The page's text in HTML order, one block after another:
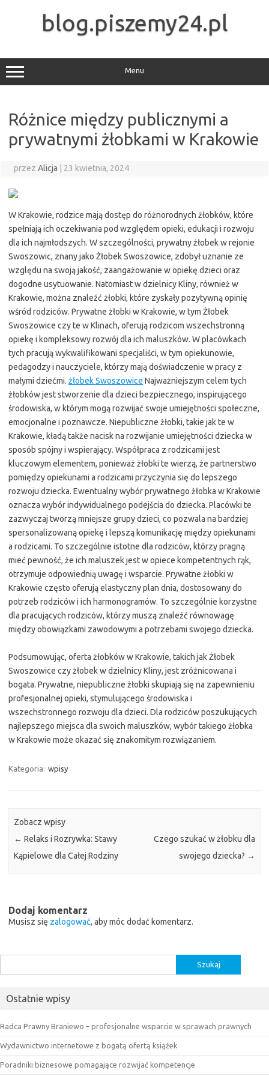
blog.piszemy24.pl
Menu
Różnice między publicznymi a
prywatnymi żłobkami w Krakowie
przez Alicja 23 kwietnia, 2024
W Krakowie, rodzice mają dostęp do różnorodnych żłobków, które
spełniają ich oczekiwania pod względem opieki, edukacji i rozwoju
dla ich najmłodszych. W szczególności, prywatny żłobek w rejonie
Swoszowic, znany jako Żłobek Swoszowice, zdobył uznanie ze
względu na swoją jakość, zaangażowanie w opiekę dzieci oraz
dogodne usytuowanie. Natomiast w dzielnicy Kliny, również w
Krakowie, można znaleźć żłobki, które zyskały pozytywną opinię
wśród rodziców. Prywatne żłobki w Krakowie, w tym Żłobek
Swoszowice czy te w Klinach, oferują rodzicom wszechstronną
opiekę i kompleksowy rozwój dla ich maluszków. W placówkach
tych pracują wykwalifikowani specjaliści, w tym opiekunowie,
pedagodzy i nauczyciele, którzy mają doświadczenie w pracy z
małymi dziećmi. żłobek Swoszowice Najważniejszym celem tych
żłobków jest stworzenie dla dzieci bezpiecznego, inspirującego
środowiska, w którym mogą rozwijać swoje umiejętności społeczne,
emocjonalne i poznawcze. Niepubliczne żłobki, takie jak te w
Krakowie, kładą także nacisk na rozwijanie umiejętności dziecka w
sposób spójny i wspierający. Współpraca z rodzicami jest
kluczowym elementem, ponieważ żłobki te wierzą, że partnerstwo
pomiędzy opiekunami a rodzicami przyczynia się do lepszego
rozwoju dziecka. Ewentualny wybór prywatnego żłobka w Krakowie
oznacza wybór indywidualnego podejścia do dziecka. Placówki te
zazwyczaj tworzą mniejsze grupy dzieci, co pozwala na bardziej
spersonalizowaną opiekę i lepszą komunikację między opiekunami
a rodzicami. To szczególnie istotne dla rodziców, którzy pragną
mieć pewność, że ich maluszek jest w opiece kompetentnych rąk,
otrzymuje odpowiednią uwagę i wsparcie. Prywatne żłobki w
Krakowie często oferują elastyczny plan dnia, dostosowany do
potrzeb rodziców i ich harmonogramów. To szczególnie korzystne
dla pracujących rodziców, którzy muszą znaleźć równowagę
między obowiązkami zawodowymi a potrzebami swojego dziecka.
Podsumowując, oferta żłobków w Krakowie, takich jak Żłobek
Swoszowice czy żłobek w dzielnicy Kliny, jest zróżnicowana i
bogata. Prywatne, niepubliczne żłobki skupiają się na zapewnieniu
profesjonalnej opieki, stymulującego środowiska i
wszechstronnego rozwoju dla dzieci. Dla rodziców poszukujących
najlepszego miejsca dla swoich maluszków, wybór takiego żłobka
w Krakowie może okazać się znakomitym rozwiązaniem.
Kategoria: wpisy
Zobacz wpisy
← Relaks i Rozrywka: Stawy
Kąpielowe dla Całej Rodziny
Czego szukać w żłobku dla
swojego dziecka? →
Dodaj komentarz
Musisz się zalogować, aby móc dodać komentarz.
Ostatnie wpisy
Radca Prawny Braniewo – profesjonalne wsparcie w sprawach prawnych
Wydawnictwo internetowe z bogatą ofertą książek
Poradniki biznesowe pomagające rozwijać kompetencje